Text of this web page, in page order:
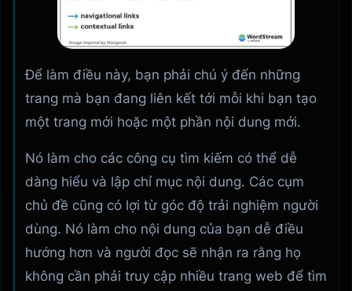
Để làm điều này, bạn phải chú ý đến những
trang mà bạn đang liên kết tới mỗi khi bạn tạo
một trang mới hoặc một phần nội dung mới.
Nó làm cho các công cụ tìm kiếm có thể dễ
dàng hiểu và lập chỉ mục nội dung. Các cụm
chủ đề cũng có lợi từ góc độ trải nghiệm người
dùng. Nó làm cho nội dung của bạn dễ điều
hướng hơn và người đọc sẽ nhận ra rằng họ
không cần phải truy cập nhiều trang web để tìm